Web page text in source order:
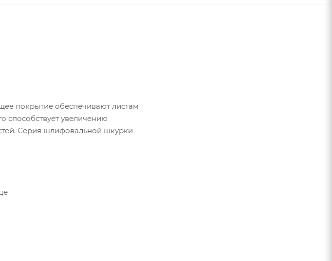
покрытие обеспечивают листам
способствует увеличению
Серия шлифовальной шкурки